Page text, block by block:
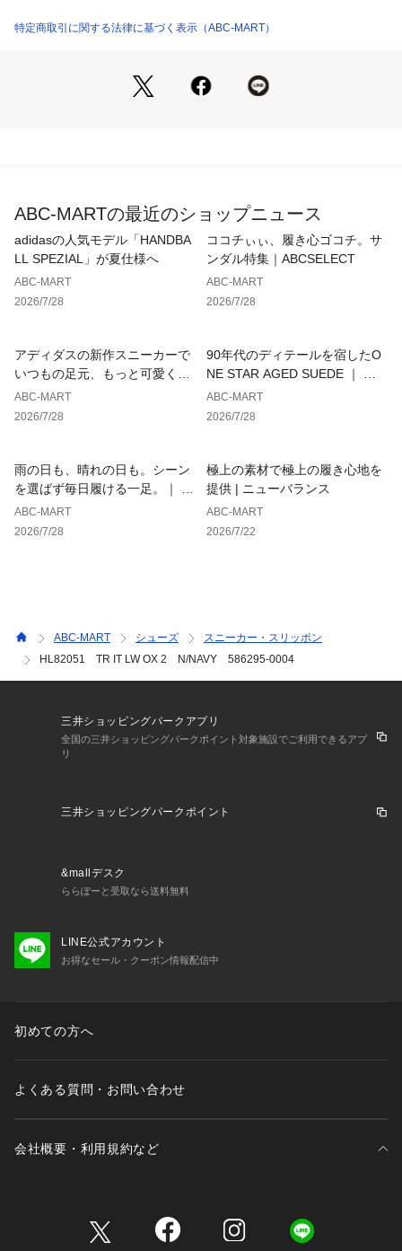
※天然皮革を使用しているため、多少の色ムラや生産過程で生
特定商取引に関する法律に基づく表示（ABC-MART）
ABC-MARTの最近のショップニュース
adidasの人気モデル「HANDBA
LL SPEZIAL」が夏仕様へ
ABC-MART
2026/7/28
ココチぃぃ、履き心ゴコチ。サ
ンダル特集｜ABCSELECT
ABC-MART
2026/7/28
アディダスの新作スニーカーで
いつもの足元、もっと可愛くア
ップデート
ABC-MART
2026/7/28
90年代のディテールを宿したO
NE STAR AGED SUEDE ｜ コ
ンバース
ABC-MART
2026/7/28
雨の日も、晴れの日も。シーン
を選ばず毎日履ける一足。｜ ホ
ーキンス
ABC-MART
2026/7/28
極上の素材で極上の履き心地を
提供 | ニューバランス
ABC-MART
2026/7/22
ABC-MART シューズ
スニーカー・スリッポン
HL82051 TR IT LW OX 2 N/NAVY 586295-0004
三井ショッピングパークアプリ
全国の三井ショッピングパークポイント対象施設でご利用できるアプ
リ
三井ショッピングパークポイント
&mallデスク
ららぽーと受取なら送料無料
LINE公式アカウント
お得なセール・クーポン情報配信中
初めての方へ
よくある質問・お問い合わせ
会社概要・利用規約など